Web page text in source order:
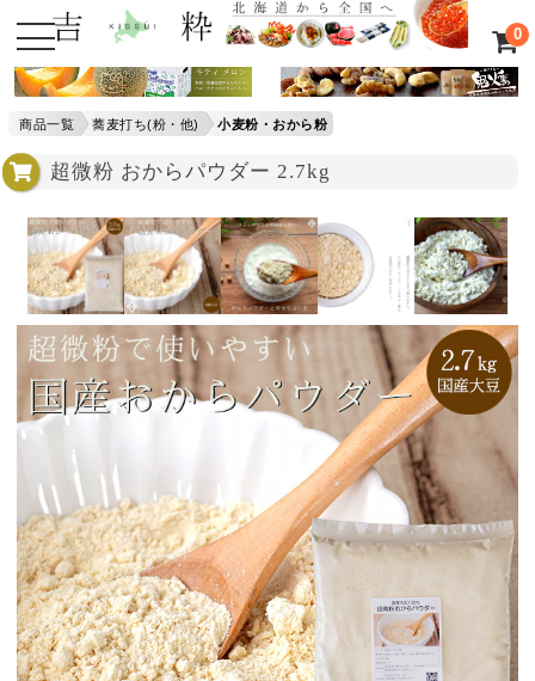
0
商品一覧 蕎麦打ち(粉・他) 小麦粉・おから粉
超微粉 おからパウダー 2.7kg